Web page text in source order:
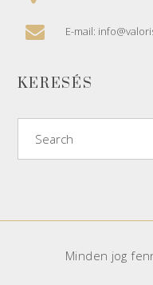
E-mail:
KERESÉS
Minden jog